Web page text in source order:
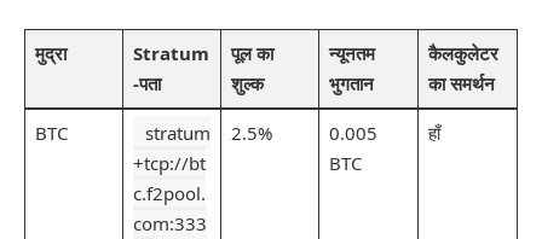
मुद्रा
Stratum
-पता
पूल का
शुल्क
न्यूनतम
भुगतान
कैलकुलेटर
का समर्थन
BTC
stratum
+tcp://bt
c.f2pool.
com:333
2.5%
0.005
BTC
हाँ